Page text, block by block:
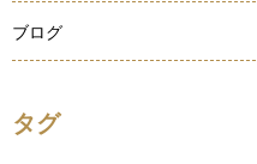
ブログ
タグ